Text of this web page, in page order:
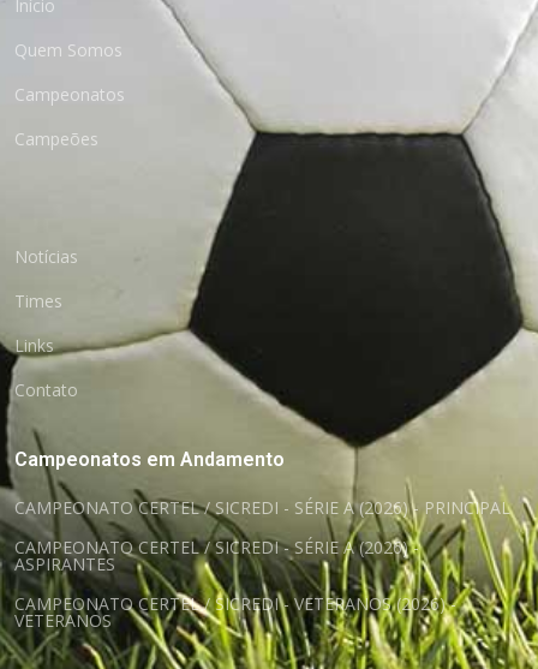
Início
Quem Somos
Campeonatos
Campeões
Notícias
Times
Links
Contato
Campeonatos em Andamento
CAMPEONATO CERTEL / SICREDI - SÉRIE A (2026) - PRINCIPAL
CAMPEONATO CERTEL / SICREDI - SÉRIE A (2026) -
ASPIRANTES
CAMPEONATO CERTEL / SICREDI - VETERANOS (2026) -
VETERANOS